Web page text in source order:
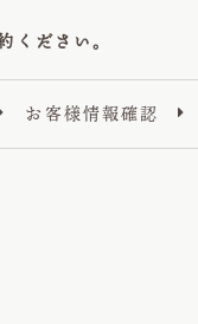
ください。
お客様情報確認 